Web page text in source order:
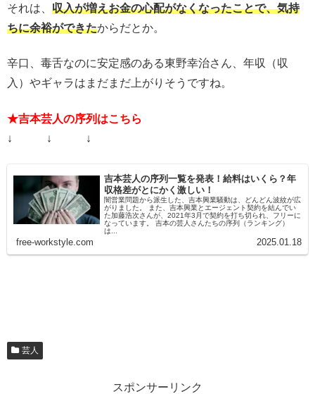
それは、 収入が増えお金の心配がなくなったことで、気持
ちに余裕ができたからだとか。
辛口、毒舌なのに安定感のある東野幸治さん、年収（収
入）やギャラはまだまだ上がりそうですね。
★吉本芸人の序列はこちら
↓ ↓ ↓
吉本芸人の序列一覧を発表！給料はいくら？年
収格差がとにかく激しい！
闇営業問題から派生した、吉本興業騒動は、どんどん波紋が広
がりました。 また、吉本興業とエージェント契約を結んでい
た加藤浩次さんが、2021年3月で契約を打ち切られ、フリーに
なっています。 吉本の芸人さんたちの序列（ランキング）
は...
free-workstyle.com 2025.01.18
芸人
スポンサーリンク